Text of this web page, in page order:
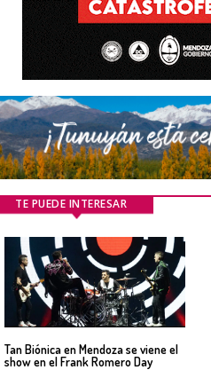
TE PUEDE INTERESAR
Tan Biónica en Mendoza se viene el
show en el Frank Romero Day